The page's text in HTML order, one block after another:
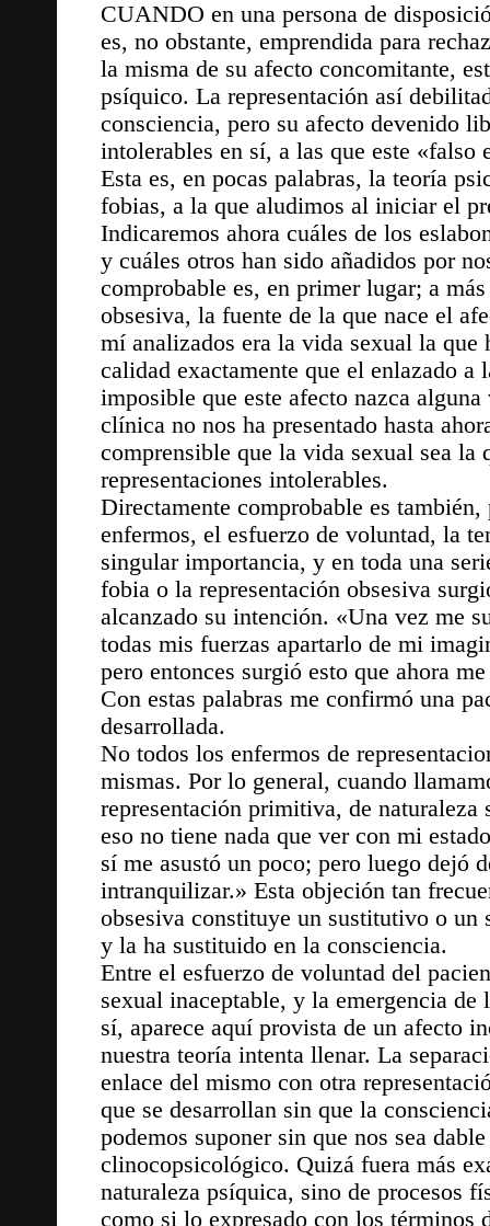
CUANDO en una persona de
es, no obstante, emprendida para
la misma de su afecto concomitante,
psíquico. La representación así
consciencia, pero su afecto devenido
intolerables en sí, a las que este «falso
Esta es, en pocas palabras, la teoría
fobias, a la que aludimos al iniciar el
Indicaremos ahora cuáles de los
y cuáles otros han sido añadidos por
comprobable es, en primer lugar; a
obsesiva, la fuente de la que nace el
mí analizados era la vida sexual la que
calidad exactamente que el enlazado a
imposible que este afecto nazca
clínica no nos ha presentado hasta
comprensible que la vida sexual sea la
representaciones intolerables.
Directamente comprobable es
enfermos, el esfuerzo de voluntad, la
singular importancia, y en toda una
fobia o la representación obsesiva
alcanzado su intención. «Una vez me
todas mis fuerzas apartarlo de mi
pero entonces surgió esto que ahora
Con estas palabras me confirmó una
desarrollada.
No todos los enfermos de
mismas. Por lo general, cuando
representación primitiva, de naturaleza
eso no tiene nada que ver con mi
sí me asustó un poco; pero luego dejó
intranquilizar.» Esta objeción tan
obsesiva constituye un sustitutivo o un
y la ha sustituido en la consciencia.
Entre el esfuerzo de voluntad del
sexual inaceptable, y la emergencia de
sí, aparece aquí provista de un afecto
nuestra teoría intenta llenar. La
enlace del mismo con otra
que se desarrollan sin que la
podemos suponer sin que nos sea
clinocopsicológico. Quizá fuera más
naturaleza psíquica, sino de procesos
como si lo expresado con los términos